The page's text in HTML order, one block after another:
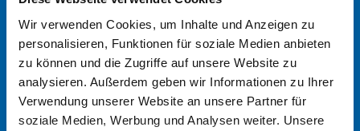
Wir verwenden Cookies, um Inhalte und Anzeigen zu
personalisieren, Funktionen für soziale Medien anbieten
zu können und die Zugriffe auf unsere Website zu
analysieren. Außerdem geben wir Informationen zu Ihrer
Verwendung unserer Website an unsere Partner für
soziale Medien, Werbung und Analysen weiter. Unsere
Standorte. Senden Sie uns gerne eine
Nachricht oder rufen Sie uns an.